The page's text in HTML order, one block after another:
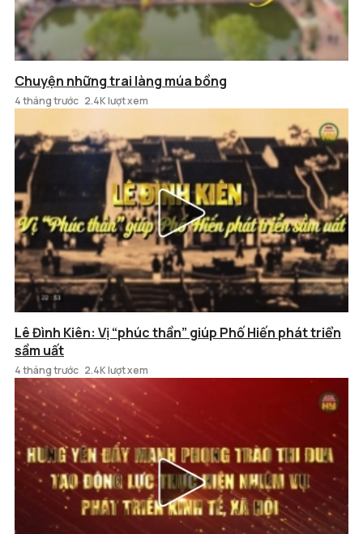
Chuyện những trai làng múa bồng
4 tháng trước 2.4K lượt xem
Lê Đình Kiên: Vị “phúc thần” giúp Phố Hiến phát triển
sầm uất
4 tháng trước 2.4K lượt xem